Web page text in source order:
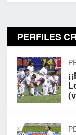
PERFILES